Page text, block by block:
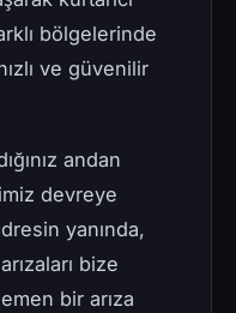
bölgelerinde
ve güvenilir
andan
devreye
yanında,
bize
bir arıza